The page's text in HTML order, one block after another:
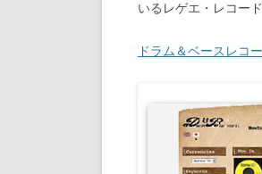
いるレゲエ・レコー
ドラム＆ベースレコ